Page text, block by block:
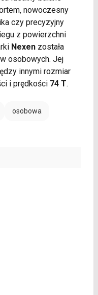
nowoczesny
czy precyzyjny
z powierzchni
Nexenzostała
osobowych. Jej
innymi rozmiar
i prędkości 74 T.
osobowa